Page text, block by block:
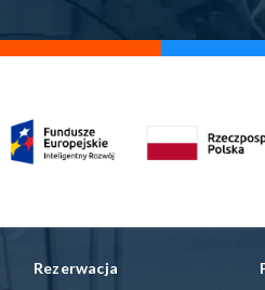
Rezerwacja